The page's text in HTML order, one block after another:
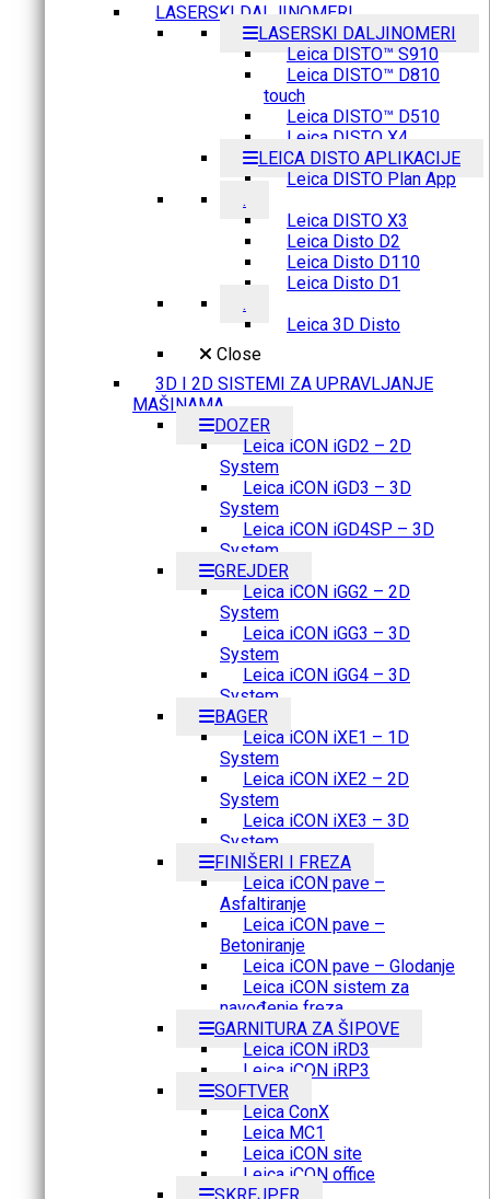
LASERSKI DALJINOMERI
LASERSKI DALJINOMERI
Leica DISTO™ S910
Leica DISTO™ D810
touch
Leica DISTO™ D510
Leica DISTO X4
LEICA DISTO APLIKACIJE
Leica DISTO Plan App
.
Leica DISTO X3
Leica Disto D2
Leica Disto D110
Leica Disto D1
.
Leica 3D Disto
Close
3D I 2D SISTEMI ZA UPRAVLJANJE
MAŠINAMA
DOZER
Leica iCON iGD2 – 2D
System
Leica iCON iGD3 – 3D
System
Leica iCON iGD4SP – 3D
System
GREJDER
Leica iCON iGG2 – 2D
System
Leica iCON iGG3 – 3D
System
Leica iCON iGG4 – 3D
System
BAGER
Leica iCON iXE1 – 1D
System
Leica iCON iXE2 – 2D
System
Leica iCON iXE3 – 3D
System
FINIŠERI I FREZA
Leica iCON pave –
Asfaltiranje
Leica iCON pave –
Betoniranje
Leica iCON pave – Glodanje
Leica iCON sistem za
navođenje freza
GARNITURA ZA ŠIPOVE
Leica iCON iRD3
Leica iCON iRP3
SOFTVER
Leica ConX
Leica MC1
Leica iCON site
Leica iCON office